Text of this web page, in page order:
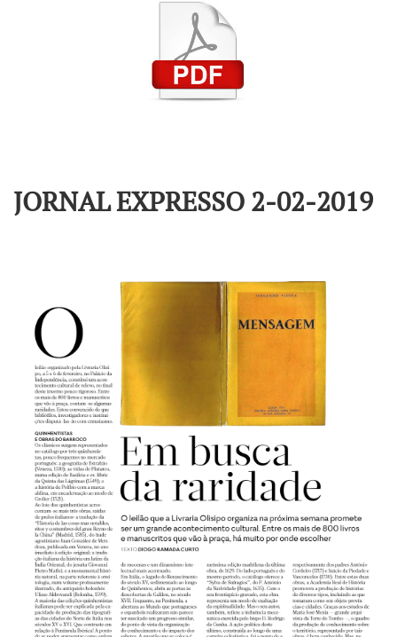
JORNAL EXPRESSO 2-02-2019